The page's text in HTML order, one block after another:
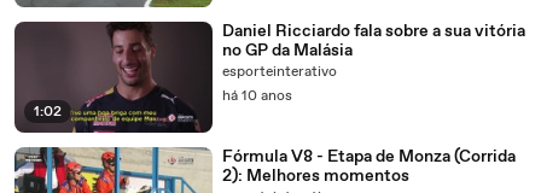
1:02
Daniel Ricciardo fala sobre a sua vitória
no GP da Malásia
esporteinterativo
há 10 anos
Fórmula V8 - Etapa de Monza (Corrida
2): Melhores momentos